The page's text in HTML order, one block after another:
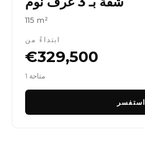
115 m²
ابتداءً من
€329,500
1 متاحة
استفسر